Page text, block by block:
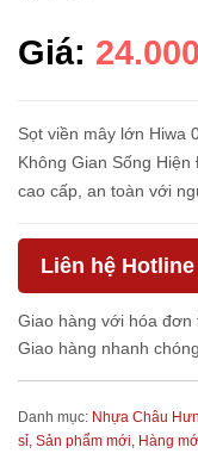
Giá:
Sọt viền mây lớn Hiwa
Không Gian Sống Hiện Đại Chi
cao cấp, an toàn với
đậm, x...
Liên hệ Hotline
Giao hàng với hóa đơn
Giao hàng nhanh
Danh mục: Nhựa Châu
sỉ, Sản phẩm mới, Hàng